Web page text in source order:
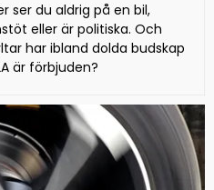
ser du aldrig på en bil,
eller är politiska. Och
har ibland dolda budskap
är förbjuden?